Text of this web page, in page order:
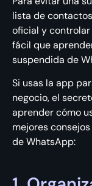
lista de
oficial y controlar
fácil que
suspendida de
Si usas la app
negocio, el
aprender cómo
mejores
de WhatsApp: